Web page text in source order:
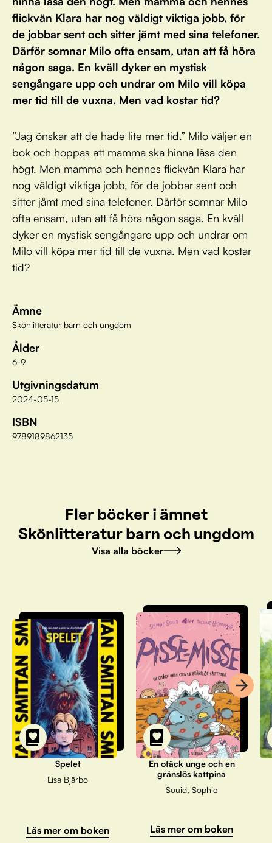
flickvän Klara har nog väldigt viktiga jobb, för
de jobbar sent och sitter jämt med sina telefoner.
Därför somnar Milo ofta ensam, utan att få höra
någon saga. En kväll dyker en mystisk
sengångare upp och undrar om Milo vill köpa
mer tid till de vuxna. Men vad kostar tid?
”Jag önskar att de hade lite mer tid.” Milo väljer en
bok och hoppas att mamma ska hinna läsa den
högt. Men mamma och hennes flickvän Klara har
nog väldigt viktiga jobb, för de jobbar sent och
sitter jämt med sina telefoner. Därför somnar Milo
ofta ensam, utan att få höra någon saga. En kväll
dyker en mystisk sengångare upp och undrar om
Milo vill köpa mer tid till de vuxna. Men vad kostar
tid?
Ämne
Skönlitteratur barn och ungdom
Ålder
6-9
Utgivningsdatum
2024-05-15
ISBN
9789189862135
Fler böcker i ämnet
Skönlitteratur barn och ungdom
Visa alla böcker
Spelet
Lisa Bjärbo
Läs mer om boken
En otäck unge och en
gränslös kattpina
Souid, Sophie
Läs mer om boken